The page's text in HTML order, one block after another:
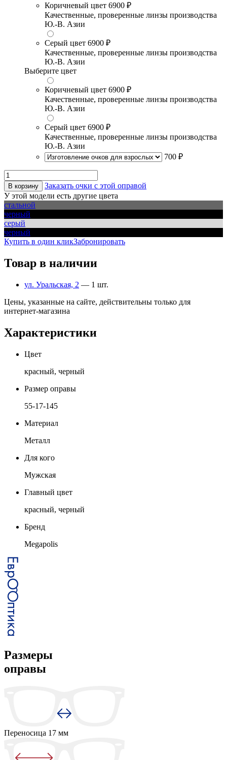
Коричневый цвет 6900 ₽
Качественные, проверенные линзы производства
Ю.-В. Азии
Серый цвет 6900 ₽
Качественные, проверенные линзы производства
Ю.-В. Азии
Выберите цвет
Коричневый цвет 6900 ₽
Качественные, проверенные линзы производства
Ю.-В. Азии
Серый цвет 6900 ₽
Качественные, проверенные линзы производства
Ю.-В. Азии
700 ₽
В корзину
Заказать очки с этой оправой
У этой модели есть другие цвета
стальной
черный
серый
черный
Купить в один кликЗабронировать
Товар в наличии
ул. Уральская, 2 — 1 шт.
Цены, указанные на сайте, действительны только для
интернет-магазина
Характеристики
Цвет
красный, черный
Размер оправы
55-17-145
Материал
Металл
Для кого
Мужская
Главный цвет
красный, черный
Бренд
Megapolis
Размеры
оправы
Переносица 17 мм